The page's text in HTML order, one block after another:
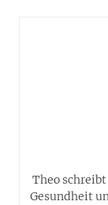
Theo
Gesundheit